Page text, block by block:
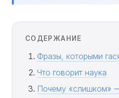
СОДЕРЖАНИЕ
Фразы, которыми
Что говорит наука
Почему «слишком»